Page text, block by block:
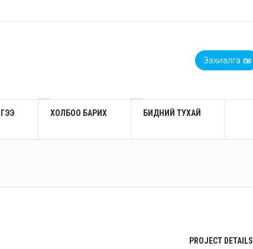
Захиалга өгөх
ХОЛБОО БАРИХ БИДНИЙ ТУХАЙ
PROJECT DETAILS